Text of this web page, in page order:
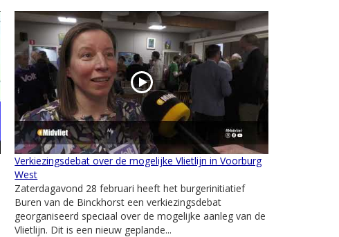
Verkiezingsdebat over de mogelijke Vlietlijn in Voorburg
West
Zaterdagavond 28 februari heeft het burgerinitiatief
Buren van de Binckhorst een verkiezingsdebat
georganiseerd speciaal over de mogelijke aanleg van de
Vlietlijn. Dit is een nieuw geplande...